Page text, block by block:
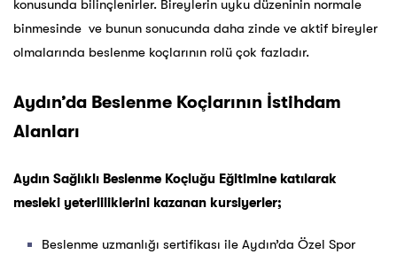
konusunda bilinçlenirler. Bireylerin uyku düzeninin normale
binmesinde ve bunun sonucunda daha zinde ve aktif bireyler
olmalarında beslenme koçlarının rolü çok fazladır.
Aydın’da Beslenme Koçlarının İstihdam
Alanları
Aydın Sağlıklı Beslenme Koçluğu Eğitimine katılarak
mesleki yeterliliklerini kazanan kursiyerler;
Beslenme uzmanlığı sertifikası ile Aydın’da Özel Spor